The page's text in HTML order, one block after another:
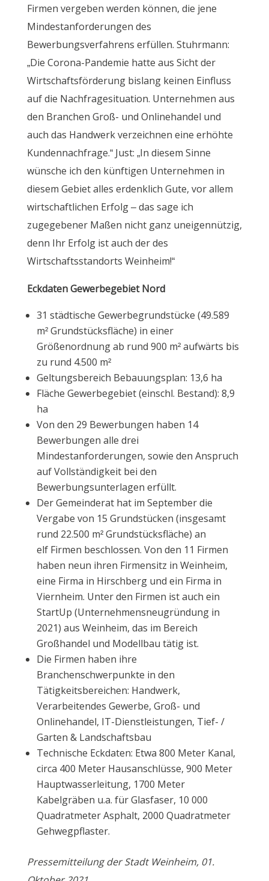
Firmen vergeben werden können, die jene
Mindestanforderungen des
Bewerbungsverfahrens erfüllen. Stuhrmann:
„Die Corona-Pandemie hatte aus Sicht der
Wirtschaftsförderung bislang keinen Einfluss
auf die Nachfragesituation. Unternehmen aus
den Branchen Groß- und Onlinehandel und
auch das Handwerk verzeichnen eine erhöhte
Kundennachfrage.“ Just: „In diesem Sinne
wünsche ich den künftigen Unternehmen in
diesem Gebiet alles erdenklich Gute, vor allem
wirtschaftlichen Erfolg – das sage ich
zugegebener Maßen nicht ganz uneigennützig,
denn Ihr Erfolg ist auch der des
Wirtschaftsstandorts Weinheim!“
Eckdaten Gewerbegebiet Nord
31 städtische Gewerbegrundstücke (49.589
m² Grundstücksfläche) in einer
Größenordnung ab rund 900 m² aufwärts bis
zu rund 4.500 m²
Geltungsbereich Bebauungsplan: 13,6 ha
Fläche Gewerbegebiet (einschl. Bestand): 8,9
ha
Von den 29 Bewerbungen haben 14
Bewerbungen alle drei
Mindestanforderungen, sowie den Anspruch
auf Vollständigkeit bei den
Bewerbungsunterlagen erfüllt.
Der Gemeinderat hat im September die
Vergabe von 15 Grundstücken (insgesamt
rund 22.500 m² Grundstücksfläche) an
elf Firmen beschlossen. Von den 11 Firmen
haben neun ihren Firmensitz in Weinheim,
eine Firma in Hirschberg und ein Firma in
Viernheim. Unter den Firmen ist auch ein
StartUp (Unternehmensneugründung in
2021) aus Weinheim, das im Bereich
Großhandel und Modellbau tätig ist.
Die Firmen haben ihre
Branchenschwerpunkte in den
Tätigkeitsbereichen: Handwerk,
Verarbeitendes Gewerbe, Groß- und
Onlinehandel, IT-Dienstleistungen, Tief- /
Garten & Landschaftsbau
Technische Eckdaten: Etwa 800 Meter Kanal,
circa 400 Meter Hausanschlüsse, 900 Meter
Hauptwasserleitung, 1700 Meter
Kabelgräben u.a. für Glasfaser, 10 000
Quadratmeter Asphalt, 2000 Quadratmeter
Gehwegpflaster.
Pressemitteilung der Stadt Weinheim, 01.